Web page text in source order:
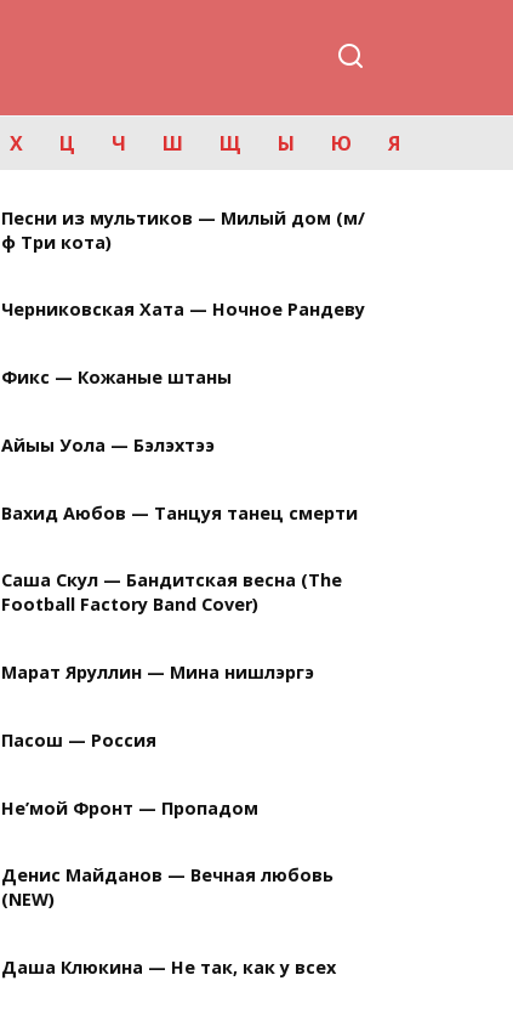
Х Ц Ч Ш Щ Ы Ю Я
Песни из мультиков — Милый дом (м/
ф Три кота)
Черниковская Хата — Ночное Рандеву
Фикс — Кожаные штаны
Айыы Уола — Бэлэхтээ
Вахид Аюбов — Танцуя танец смерти
Саша Скул — Бандитская весна (The
Football Factory Band Cover)
Марат Яруллин — Мина нишлэргэ
Пасош — Россия
Не’мой Фронт — Пропадом
Денис Майданов — Вечная любовь
(NEW)
Даша Клюкина — Не так, как у всех